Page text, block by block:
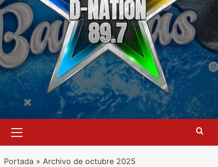
primario
Portada » Archivo de octubre 2025